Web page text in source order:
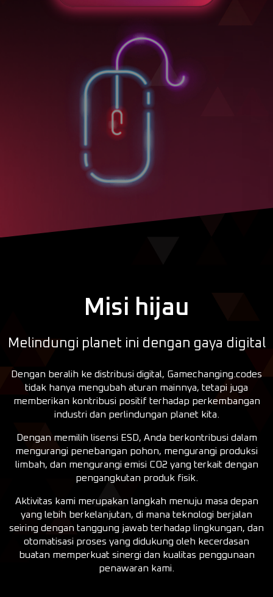
Misi hijau
Melindungi planet ini dengan gaya digital
Dengan beralih ke distribusi digital, Gamechanging.codes
tidak hanya mengubah aturan mainnya, tetapi juga
memberikan kontribusi positif terhadap perkembangan
industri dan perlindungan planet kita.
Dengan memilih lisensi ESD, Anda berkontribusi dalam
mengurangi penebangan pohon, mengurangi produksi
limbah, dan mengurangi emisi CO2 yang terkait dengan
pengangkutan produk fisik.
Aktivitas kami merupakan langkah menuju masa depan
yang lebih berkelanjutan, di mana teknologi berjalan
seiring dengan tanggung jawab terhadap lingkungan, dan
otomatisasi proses yang didukung oleh kecerdasan
buatan memperkuat sinergi dan kualitas penggunaan
penawaran kami.